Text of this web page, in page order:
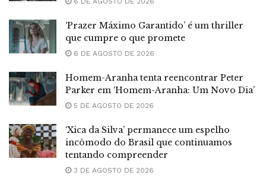
‘Prazer Máximo Garantido’ é um thriller
que cumpre o que promete
6 DE AGOSTO DE 2026
Homem-Aranha tenta reencontrar Peter
Parker em ‘Homem-Aranha: Um Novo Dia’
5 DE AGOSTO DE 2026
‘Xica da Silva’ permanece um espelho
incômodo do Brasil que continuamos
tentando compreender
3 DE AGOSTO DE 2026